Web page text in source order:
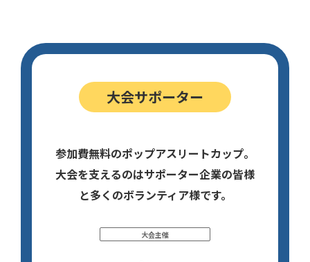
大会サポーター
参加費無料のポップアスリートカップ。
大会を支えるのはサポーター企業の皆様
と多くのボランティア様です。
大会主催